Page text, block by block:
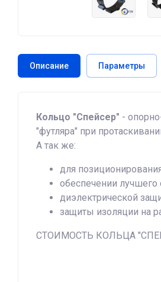
Описание Параметры
Кольцо "Спейсер" -
"футляра" при
А так же:
для
обеспечении
диэлектрической
защиты изоляции на
СТОИМОСТЬ КОЛЬЦА